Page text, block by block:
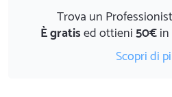
Trova un
È gratised ottieni50€
Scopri di